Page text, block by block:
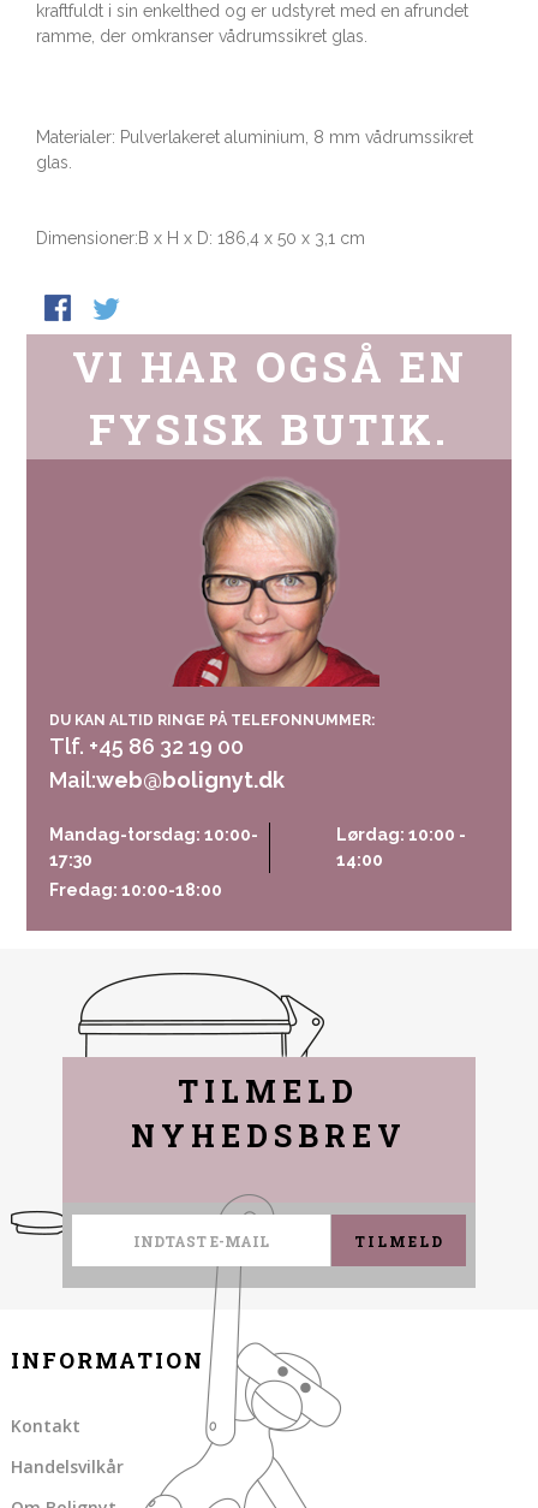
kraftfuldt i sin enkelthed og er udstyret med en afrundet
ramme, der omkranser vådrumssikret glas.
Materialer: Pulverlakeret aluminium, 8 mm vådrumssikret
glas.
Dimensioner:B x H x D: 186,4 x 50 x 3,1 cm
VI HAR OGSÅ EN
FYSISK BUTIK.
DU KAN ALTID RINGE PÅ TELEFONNUMMER:
Tlf. +45 86 32 19 00
Mail:web@bolignyt.dk
Mandag-torsdag: 10:00-
17:30
Fredag: 10:00-18:00
Lørdag: 10:00 -
14:00
TILMELD
NYHEDSBREV
TILMELD
INFORMATION
Kontakt
Handelsvilkår